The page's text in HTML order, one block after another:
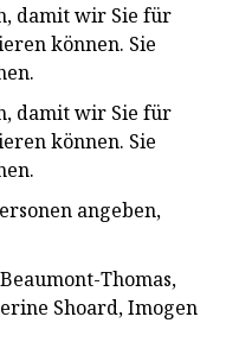
damit wir Sie für
können. Sie
damit wir Sie für
können. Sie
angeben,
Thomas,
Shoard, Imogen